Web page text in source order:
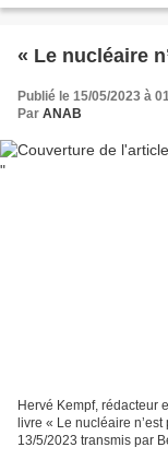
« Le nucléaire
Publié le 15/05/2023 à
Par ANAB
Hervé Kempf, rédacteur
livre « Le nucléaire n’est pas bon
13/5/2023 transmis par